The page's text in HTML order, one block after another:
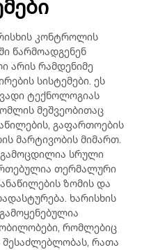
კონტროლის
წარმოადგენენ
არის რამდენიმე
სისტემები. ეს
ტექნოლოგიას
მეშვეობითაც
გაფართოების
მარტივობის მიმართ.
სრული
თერმალური
ზომის და
ხარისხის
რომლებიც
შესაძლებლობას, რათა